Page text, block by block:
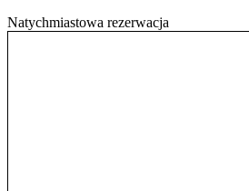
Natychmiastowa rezerwacja